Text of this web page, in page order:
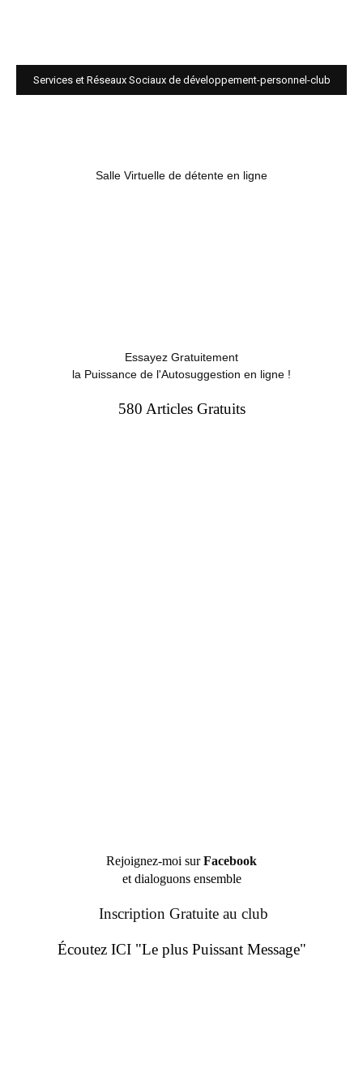
Services et Réseaux Sociaux de développement-personnel-club
Salle Virtuelle de détente en ligne
Essayez Gratuitement
la Puissance de l'Autosuggestion en ligne !
580 Articles Gratuits
Rejoignez-moi surFacebook
et dialoguons ensemble
Inscription Gratuite au club
Écoutez ICI "Le plus Puissant Message"